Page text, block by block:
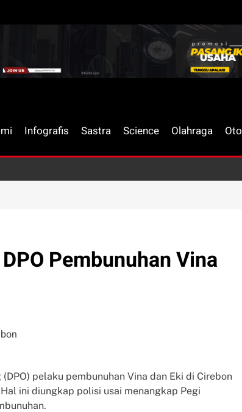
Infografis Sastra Science Olahraga
Pembunuhan Vina
pelaku pembunuhan Vina dan Eki di Cirebon
ini diungkap polisi usai menangkap Pegi